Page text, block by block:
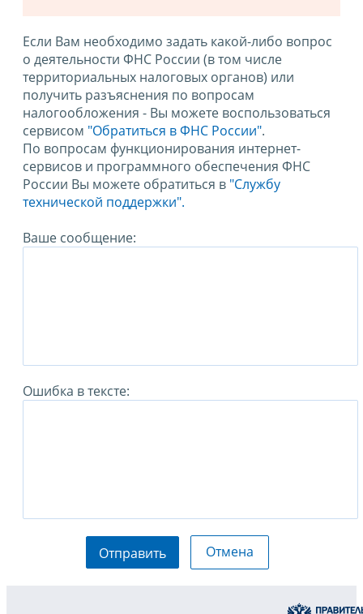
Если Вам необходимо задать какой-либо вопрос
о деятельности ФНС России (в том числе
территориальных налоговых органов) или
получить разъяснения по вопросам
налогообложения - Вы можете воспользоваться
сервисом "Обратиться в ФНС России".
По вопросам функционирования интернет-
сервисов и программного обеспечения ФНС
России Вы можете обратиться в "Службу
технической поддержки".
Ваше сообщение:
Ошибка в тексте:
Отправить Отмена